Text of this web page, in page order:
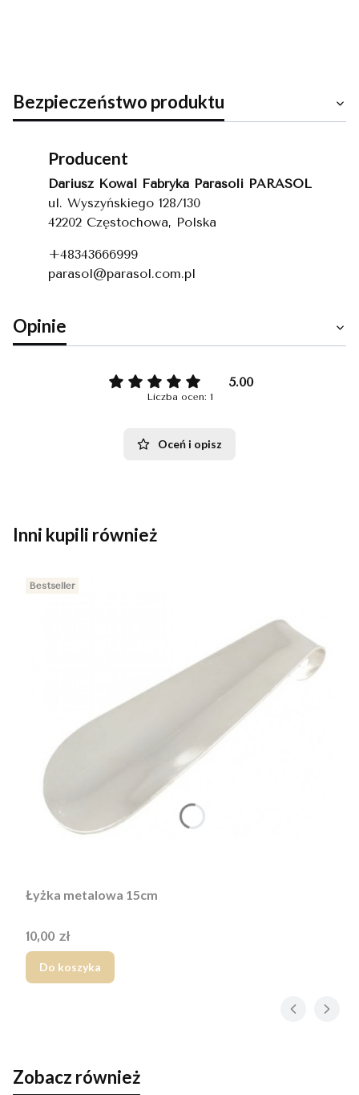
Bezpieczeństwo produktu
Producent
Dariusz Kowal Fabryka Parasoli PARASOL
ul. Wyszyńskiego 128/130
42202 Częstochowa, Polska
+48343666999
parasol@parasol.com.pl
Opinie
5.00
Liczba ocen: 1
Oceń i opisz
Inni kupili również
Bestseller
Łyżka metalowa 15cm
Cena
10,00 zł
Do koszyka
Zobacz również